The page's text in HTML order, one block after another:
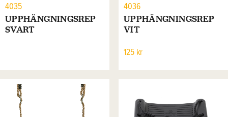
4035
UPPHÄNGNINGSREP
SVART
4036
UPPHÄNGNINGSREP
VIT
125 kr